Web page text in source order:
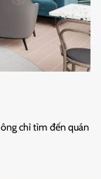
chỉ tìm đến quán